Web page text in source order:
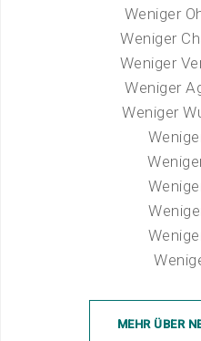
Weniger
Weniger
Weniger
Weniger
Weniger
MEHR ÜBER